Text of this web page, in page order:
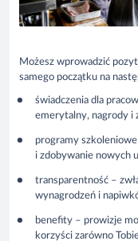
Możesz wprowadzić
samego początku na
świadczenia dla
emerytalny, nagrody i
programy
i zdobywanie nowych
transparentność –
wynagrodzeń i
benefity – prowizje
korzyści zarówno